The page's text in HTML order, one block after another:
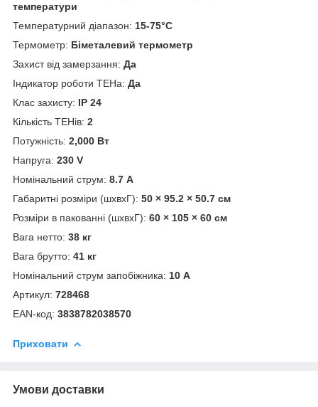
температури
Температурний діапазон: 15-75°C
Термометр: Біметалевий термометр
Захист від замерзання: Да
Індикатор роботи ТЕНа: Да
Клас захисту: IP 24
Кількість ТЕНів: 2
Потужність: 2,000 Вт
Напруга: 230 V
Номінальний струм: 8.7 А
Габаритні розміри (шхвхГ): 50 × 95.2 × 50.7 см
Розміри в пакованні (шхвхГ): 60 × 105 × 60 см
Вага нетто: 38 кг
Вага брутто: 41 кг
Номінальний струм запобіжника: 10 А
Артикул: 728468
ЕАN-код: 3838782038570
Приховати
Умови доставки